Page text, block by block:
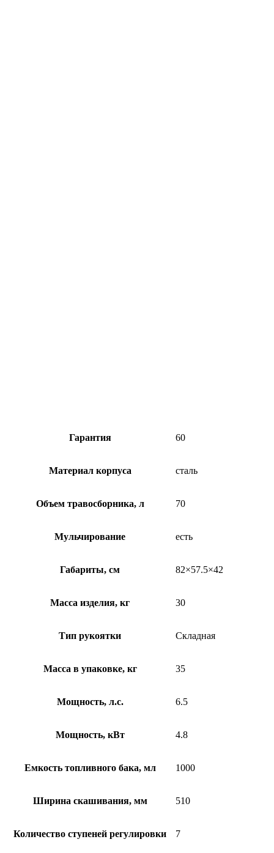
Гарантия 60
Материал корпуса сталь
Объем травосборника, л 70
Мульчирование есть
Габариты, см 82×57.5×42
Масса изделия, кг 30
Тип рукоятки Складная
Масса в упаковке, кг 35
Мощность, л.с. 6.5
Мощность, кВт 4.8
Емкость топливного бака, мл 1000
Ширина скашивания, мм 510
Количество ступеней регулировки 7